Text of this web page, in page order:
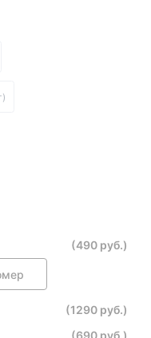
(490 руб.)
(1290 руб.)